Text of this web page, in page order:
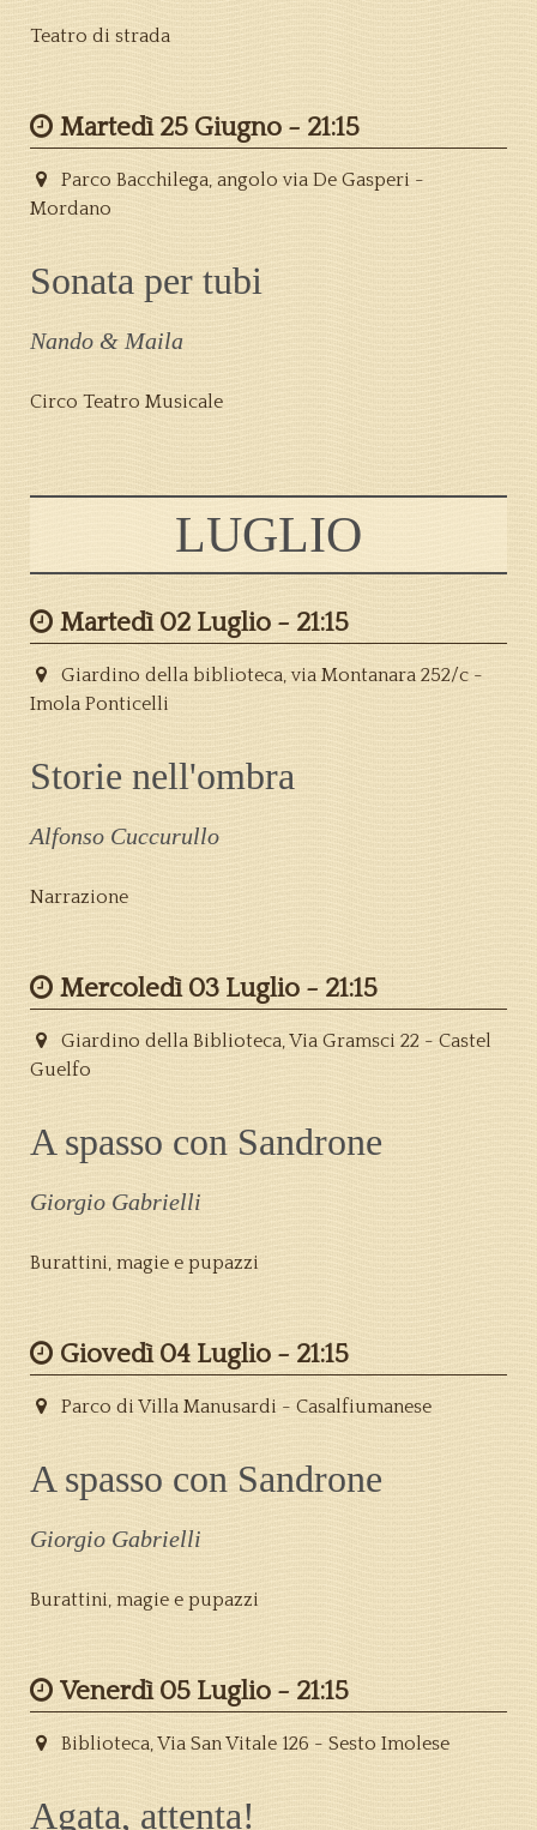
Teatro di strada
Martedì 25 Giugno - 21:15
Parco Bacchilega, angolo via De Gasperi -
Mordano
Sonata per tubi
Nando & Maila
Circo Teatro Musicale
LUGLIO
Martedì 02 Luglio - 21:15
Giardino della biblioteca, via Montanara 252/c -
Imola Ponticelli
Storie nell'ombra
Alfonso Cuccurullo
Narrazione
Mercoledì 03 Luglio - 21:15
Giardino della Biblioteca, Via Gramsci 22 - Castel
Guelfo
A spasso con Sandrone
Giorgio Gabrielli
Burattini, magie e pupazzi
Giovedì 04 Luglio - 21:15
Parco di Villa Manusardi - Casalfiumanese
A spasso con Sandrone
Giorgio Gabrielli
Burattini, magie e pupazzi
Venerdì 05 Luglio - 21:15
Biblioteca, Via San Vitale 126 - Sesto Imolese
Agata, attenta!